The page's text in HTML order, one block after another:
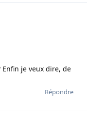
je veux dire, de
Répondre